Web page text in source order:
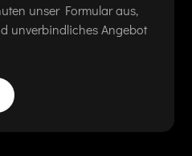
unser Formular aus,
unverbindliches Angebot